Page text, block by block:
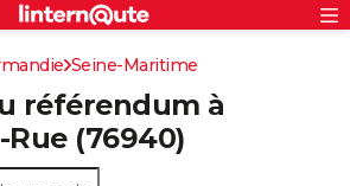
S'inscrire
Connexion
Seine-Maritime
référendum à
(76940)